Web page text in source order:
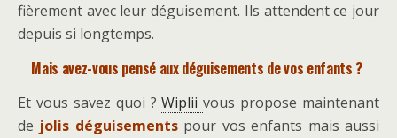
fièrement avec leur déguisement. Ils attendent ce jour
depuis si longtemps.
Mais avez-vous pensé aux déguisements de vos enfants ?
Et vous savez quoi ?Wipliivous propose maintenant
de jolis déguisementspour vos enfants mais aussi